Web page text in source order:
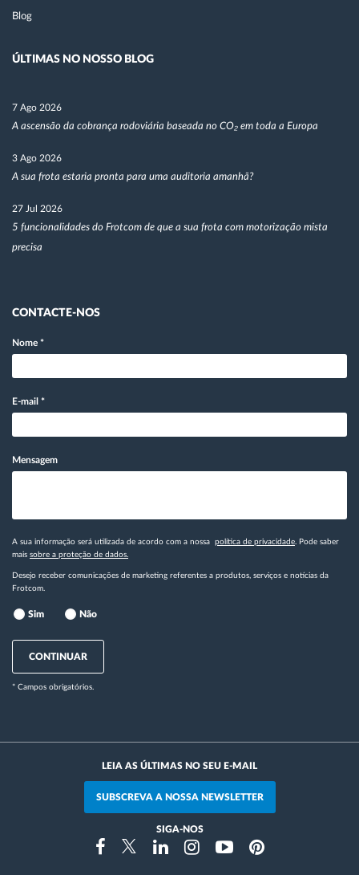
Blog
ÚLTIMAS NO NOSSO BLOG
7 Ago 2026
A ascensão da cobrança rodoviária baseada no CO₂ em toda a Europa
3 Ago 2026
A sua frota estaria pronta para uma auditoria amanhã?
27 Jul 2026
5 funcionalidades do Frotcom de que a sua frota com motorização mista
precisa
CONTACTE-NOS
Nome *
E-mail *
Mensagem
A sua informação será utilizada de acordo com a nossa política de privacidade . Pode saber
mais sobre a proteção de dados.
Desejo receber comunicações de marketing referentes a produtos, serviços e notícias da
Frotcom.
Sim Não
CONTINUAR
* Campos obrigatórios.
LEIA AS ÚLTIMAS NO SEU E-MAIL
SUBSCREVA A NOSSA NEWSLETTER
SIGA-NOS
FacebookTwitterLinkedinInstragramYoutubePinterest